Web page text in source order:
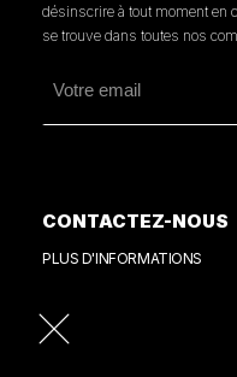
désinscrire à tout moment en
se trouve dans toutes nos
CONTACTEZ-NOUS
PLUS D'INFORMATIONS
PRESSE